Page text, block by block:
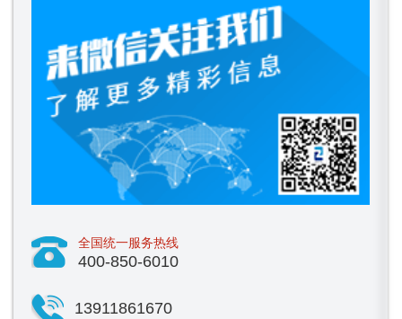
全国统一服务热线
400-850-6010
13911861670